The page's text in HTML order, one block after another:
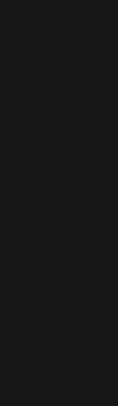
выделения
конвекция,